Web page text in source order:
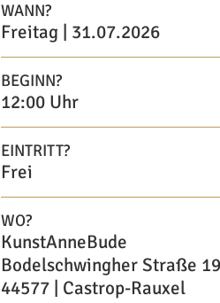
WANN?
Freitag | 31.07.2026
BEGINN?
12:00 Uhr
EINTRITT?
Frei
WO?
KunstAnneBude
Bodelschwingher Straße 19
44577 | Castrop-Rauxel